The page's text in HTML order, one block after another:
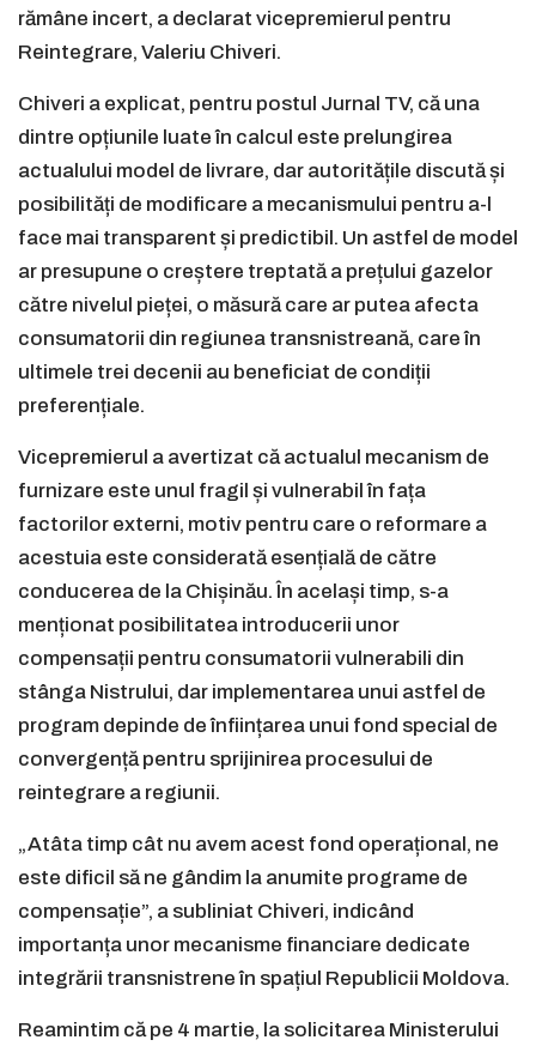
rămâne incert, a declarat vicepremierul pentru
Reintegrare, Valeriu Chiveri.
Chiveri a explicat, pentru postul Jurnal TV, că una
dintre opțiunile luate în calcul este prelungirea
actualului model de livrare, dar autoritățile discută și
posibilități de modificare a mecanismului pentru a-l
face mai transparent și predictibil. Un astfel de model
ar presupune o creștere treptată a prețului gazelor
către nivelul pieței, o măsură care ar putea afecta
consumatorii din regiunea transnistreană, care în
ultimele trei decenii au beneficiat de condiții
preferențiale.
Vicepremierul a avertizat că actualul mecanism de
furnizare este unul fragil și vulnerabil în fața
factorilor externi, motiv pentru care o reformare a
acestuia este considerată esențială de către
conducerea de la Chișinău. În același timp, s-a
menționat posibilitatea introducerii unor
compensații pentru consumatorii vulnerabili din
stânga Nistrului, dar implementarea unui astfel de
program depinde de înființarea unui fond special de
convergență pentru sprijinirea procesului de
reintegrare a regiunii.
„Atâta timp cât nu avem acest fond operațional, ne
este dificil să ne gândim la anumite programe de
compensație”, a subliniat Chiveri, indicând
importanța unor mecanisme financiare dedicate
integrării transnistrene în spațiul Republicii Moldova.
Reamintim că pe 4 martie, la solicitarea Ministerului